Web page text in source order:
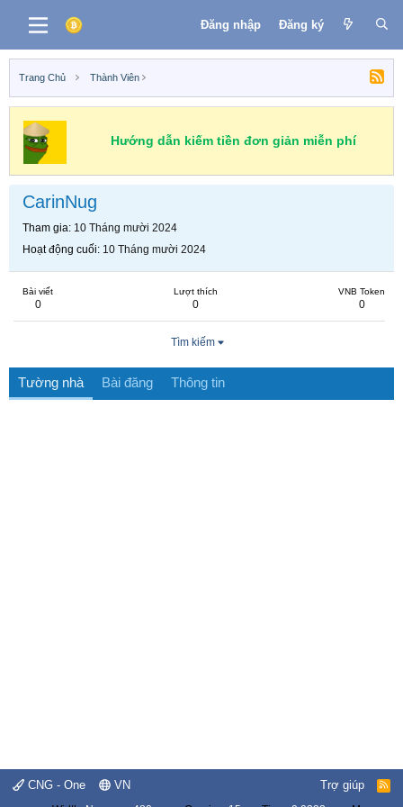
Đăng nhập Đăng ký
Trang Chủ Thành Viên
Hướng dẫn kiếm tiền đơn giản miễn phí
CarinNug
Tham gia 10 Tháng mười 2024
Hoạt động cuối 10 Tháng mười 2024
Bài viết
0
Lượt thích
0
VNB Token
0
Tìm kiếm
Tường nhà Bài đăng Thông tin
CNG - One VN Trợ giúp
R